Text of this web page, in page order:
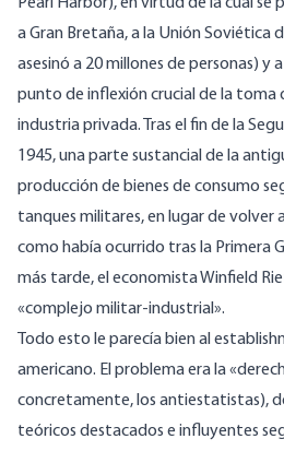
a Gran Bretaña, a la Unión Soviética
asesinó a 20 millones de personas) y
punto de inflexión crucial de la toma
industria privada. Tras el fin de la
1945, una parte sustancial de la
producción de bienes de consumo
tanques militares, en lugar de volver
como había ocurrido tras la Primera
más tarde, el economista Winfield
«complejo militar-industrial».
Todo esto le parecía bien al
americano. El problema era la
concretamente, los antiestatistas),
teóricos destacados e influyentes